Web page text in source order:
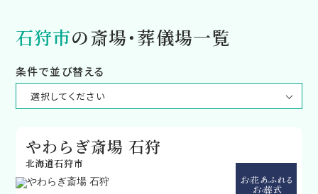
石狩市の斎場・葬儀場一覧
条件で並び替える
やわらぎ斎場 石狩
北海道石狩市